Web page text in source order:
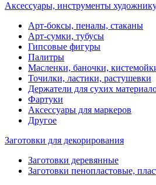
Аксессуары, инструменты
Арт-боксы, пеналы, стаканы
Арт-сумки, тубусы
Гипсовые фигуры
Палитры
Масленки, баночки,
Точилки, ластики, растушевки
Держатели для сухих
Фартуки
Аксессуары для маркеров
Другое
Заготовки для декорирования
Заготовки деревянные
Заготовки пенопластовые,